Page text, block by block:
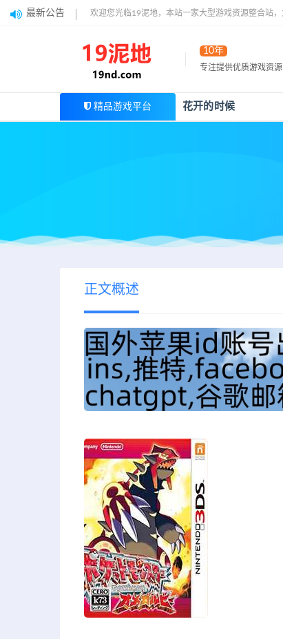
最新公告 欢迎您光临19泥地，本站一家大型游戏资源整合站
10年
专注提供优质游戏资源
精品游戏平台 花开的时候
正文概述